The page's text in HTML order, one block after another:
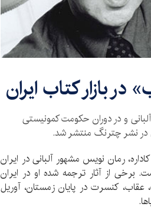
در بازار کتاب ایران
و در دوران حکومت کمونیستی
در نشر چترنگ منتشر شد.
رمان نویس مشهور آلبانی در ایران
برخی از آثار ترجمه شده او در ایران
کنسرت در پایان زمستان، آوریل